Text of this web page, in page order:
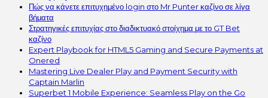
Πώς να κάνετε επιτυχημένο login στο Mr Punter καζίνο σε λίγα
βήματα
Στρατηγικές επιτυχίας στο διαδικτυακό στοίχημα με το GT Bet
καζίνο
Expert Playbook for HTML5 Gaming and Secure Payments at
Onered
Mastering Live Dealer Play and Payment Security with
Captain Marlin
Superbet 1 Mobile Experience: Seamless Play on the Go